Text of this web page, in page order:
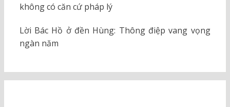
không có căn cứ pháp lý
Lời Bác Hồ ở đền Hùng: Thông điệp vang vọng
ngàn năm